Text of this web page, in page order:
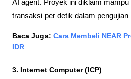
AI agent. Proyek ini diklaim
transaksi per detik dalam pengujian
Baca Juga: Cara Membeli NEAR
IDR
3. Internet Computer (ICP)